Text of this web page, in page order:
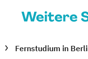
Weitere
Fernstudium in